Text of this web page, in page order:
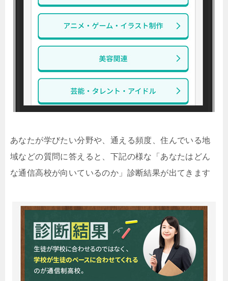
あなたが学びたい分野や、通える頻度、住んでいる地
域などの質問に答えると、下記の様な「あなたはどん
な通信高校が向いているのか」診断結果が出てきます